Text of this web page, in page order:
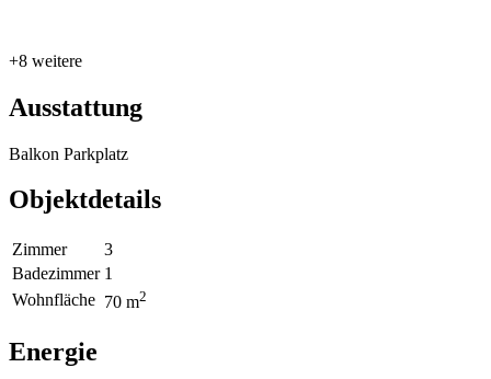
+8 weitere
Ausstattung
Balkon Parkplatz
Objektdetails
Zimmer
3
Badezimmer 1
Wohnfläche 70 m2
Energie